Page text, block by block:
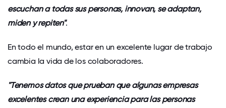
escuchan a todas sus personas, innovan, se adaptan,
miden y repiten".
En todo el mundo, estar en un excelente lugar de trabajo
cambia la vida de los colaboradores.
"Tenemos datos que prueban que algunas empresas
excelentes crean una experiencia para las personas